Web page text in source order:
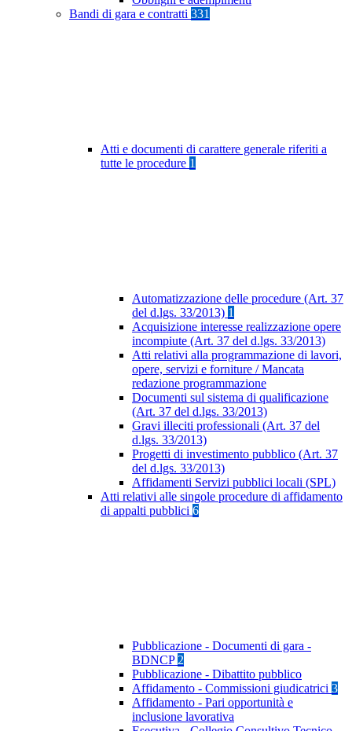
Bandi di gara e contratti 331
Atti e documenti di carattere generale riferiti a
tutte le procedure 1
Automatizzazione delle procedure (Art. 37
del d.lgs. 33/2013) 1
Acquisizione interesse realizzazione opere
incompiute (Art. 37 del d.lgs. 33/2013)
Atti relativi alla programmazione di lavori,
opere, servizi e forniture / Mancata
redazione programmazione
Documenti sul sistema di qualificazione
(Art. 37 del d.lgs. 33/2013)
Gravi illeciti professionali (Art. 37 del
d.lgs. 33/2013)
Progetti di investimento pubblico (Art. 37
del d.lgs. 33/2013)
Affidamenti Servizi pubblici locali (SPL)
Atti relativi alle singole procedure di affidamento
di appalti pubblici 6
Pubblicazione - Documenti di gara -
BDNCP 2
Pubblicazione - Dibattito pubblico
Affidamento - Commissioni giudicatrici 3
Affidamento - Pari opportunità e
inclusione lavorativa